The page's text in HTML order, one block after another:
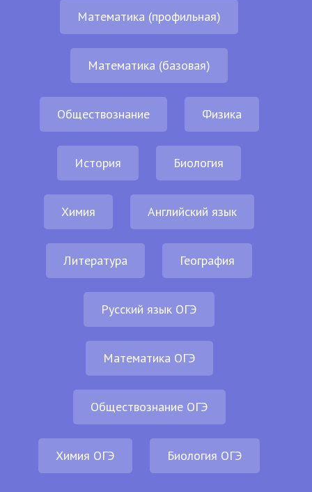
Математика (профильная)
Математика (базовая)
Обществознание Физика
История Биология
Химия Английский язык
Литература География
Русский язык ОГЭ
Математика ОГЭ
Обществознание ОГЭ
Химия ОГЭ Биология ОГЭ